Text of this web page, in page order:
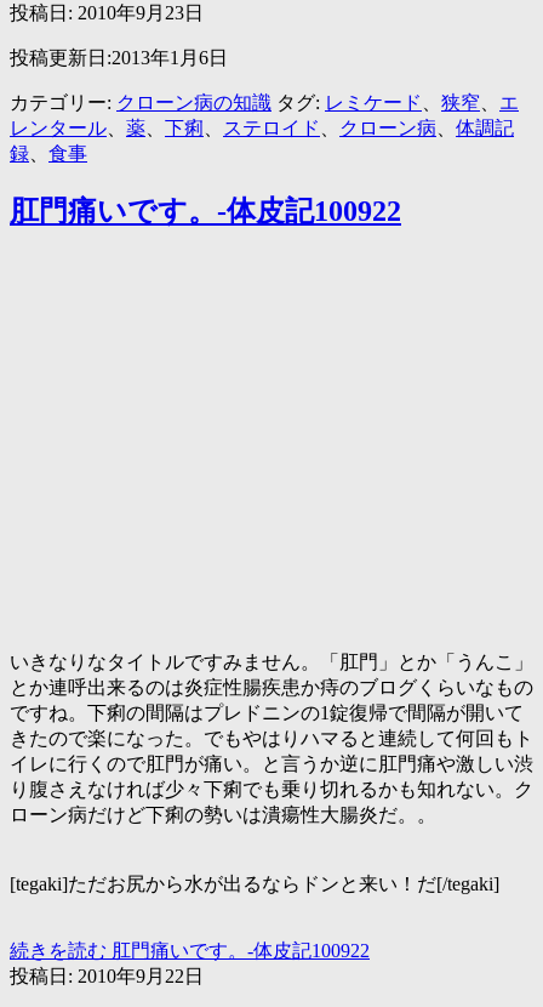
投稿日: 2010年9月23日
投稿更新日:2013年1月6日
カテゴリー: クローン病の知識 タグ: レミケード 狭窄
エ
レンタール
薬 下痢 ステロイド クローン病
体調記
録
食事
肛門痛いです。-体皮記100922
いきなりなタイトルですみません。「肛門」とか「うんこ」
とか連呼出来るのは炎症性腸疾患か痔のブログくらいなもの
ですね。下痢の間隔はプレドニンの1錠復帰で間隔が開いて
きたので楽になった。でもやはりハマると連続して何回もト
イレに行くので肛門が痛い。と言うか逆に肛門痛や激しい渋
り腹さえなければ少々下痢でも乗り切れるかも知れない。ク
ローン病だけど下痢の勢いは潰瘍性大腸炎だ。。
[tegaki]ただお尻から水が出るならドンと来い！だ[/tegaki]
続きを読む 肛門痛いです。-体皮記100922
投稿日: 2010年9月22日